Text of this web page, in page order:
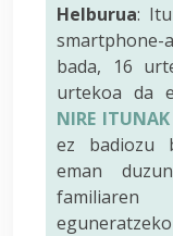
Helburua:
bada, 16
urtekoa da
NIRE ITUNAK
ez badiozu
eman
familiaren